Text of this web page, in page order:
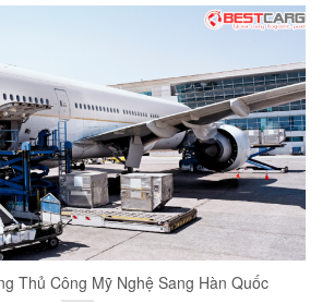
Thủ Công Mỹ Nghệ Sang Hàn Quốc